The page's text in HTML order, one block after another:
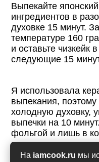
На iamcook.ru мы
Выпекайте
ингредиентов в
духовке 15 минут.
температуре 160
и оставьте
следующие 15
Я использовала
выпекания, поэтому
холодную духовку,
выпечки на 10
фольгой и лишь в
несколько минут
верх чизкейка.